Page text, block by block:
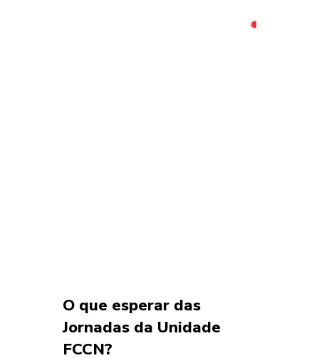
O que esperar das
Jornadas da Unidade
FCCN?